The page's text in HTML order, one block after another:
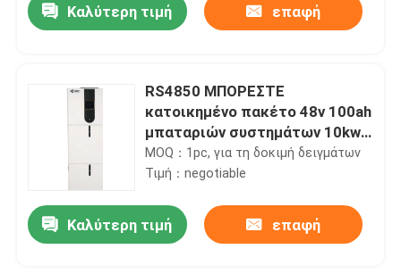
Καλύτερη τιμή επαφή
RS4850 ΜΠΟΡΕΣΤΕ
κατοικημένο πακέτο 48v 100ah
μπαταριών συστημάτων 10kwh
Lifepo4 αποθήκευσης
μπαταριών
MOQ：1pc, για τη δοκιμή δειγμάτων
Τιμή：negotiable
Καλύτερη τιμή επαφή